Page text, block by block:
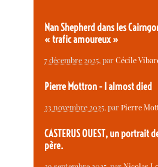
Nan Shepherd dans les
« trafic amoureux »
7 décembre 2025, parCécile
Pierre Mottron - I almost died
23 novembre 2025, parPierre
CASTERUS OUEST, un portrait
père.